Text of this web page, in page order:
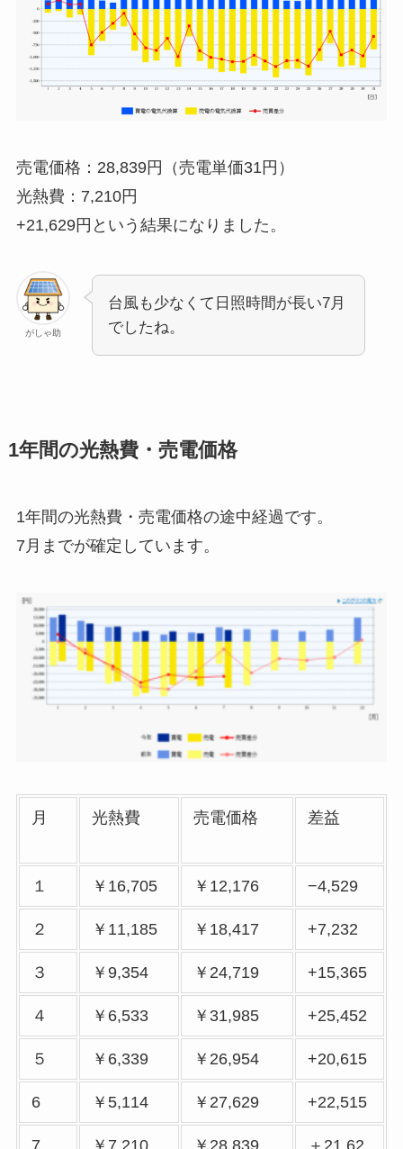
売電価格：28,839円（売電単価31円）
光熱費：7,210円
+21,629円 という結果になりました。
がしゃ助
台風も少なくて日照時間が長い7月
でしたね。
1年間の光熱費・売電価格
1年間の光熱費・売電価格の途中経過です。
7月までが確定しています。
月 光熱費 売電価格 差益
１ ￥16,705 ￥12,176 −4,529
２ ￥11,185 ￥18,417 +7,232
３ ￥9,354 ￥24,719 +15,365
４ ￥6,533 ￥31,985 +25,452
５ ￥6,339 ￥26,954 +20,615
6 ￥5,114 ￥27,629 +22,515